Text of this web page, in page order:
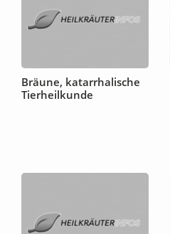
Bräune, katarrhalische
Tierheilkunde